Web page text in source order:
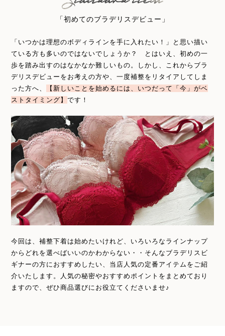
「初めてのブラデリスデビュー」
「いつかは理想のボディラインを手に入れたい！」と思い描い
ている方も多いのではないでしょうか？ とはいえ、初めの一
歩を踏み出すのはなかなか難しいもの。しかし、これからブラ
デリスデビューをお考えの方や、一度補整をリタイアしてしま
った方へ、
【新しいことを始めるには、いつだって「今」がベ
ストタイミング】です！
今回は、補整下着は始めたいけれど、いろいろなラインナップ
からどれを選べばいいのかわからない・・そんなブラデリスビ
ギナーの方におすすめしたい、当店人気の定番アイテムをご紹
介いたします。人気の秘密やおすすめポイントをまとめており
ますので、ぜひ商品選びにお役立てくださいませ♪